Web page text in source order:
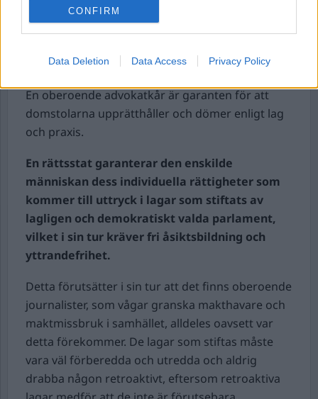
CONFIRM
Data Deletion Data Access Privacy Policy
klientens individuella rättigheter inskränks eller
hotas. Klienterna ska i varje stund kunna förlita
tystnadsplikt och frånvaro av intressekonflikter.
En oberoende advokatkår är garanten för att
domstolarna upprätthåller och dömer enligt lag
och praxis.
En rättsstat garanterar den enskilde
människan dess individuella rättigheter som
kommer till uttryck i lagar som stiftats av
lagligen och demokratiskt valda parlament,
vilket i sin tur kräver fri åsiktsbildning och
yttrandefrihet.
Detta förutsätter i sin tur att det finns oberoende
journalister, som vågar granska makthavare och
maktmissbruk i samhället, alldeles oavsett var
detta förekommer. De lagar som stiftas måste
vara väl förberedda och utredda och aldrig
drabba någon retroaktivt, eftersom retroaktiva